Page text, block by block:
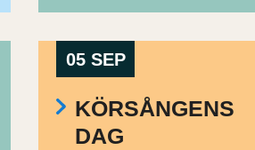
05 SEP
KÖRSÅNGENS
DAG